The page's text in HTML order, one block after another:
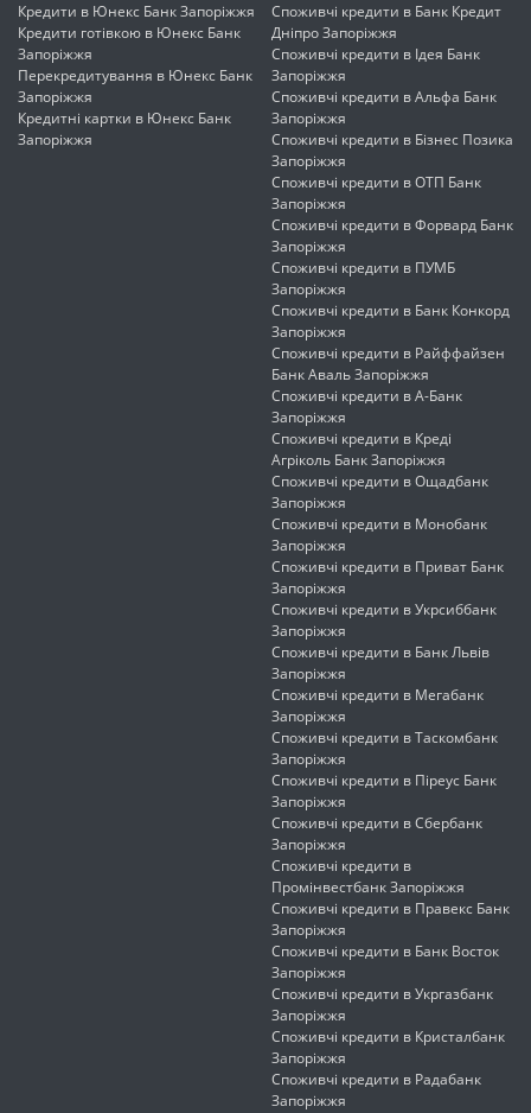
Кредити в Юнекс Банк Запоріжжя
Кредити готівкою в Юнекс Банк
Запоріжжя
Перекредитування в Юнекс Банк
Запоріжжя
Кредитні картки в Юнекс Банк
Запоріжжя
Споживчі кредити в Банк Кредит
Дніпро Запоріжжя
Споживчі кредити в Ідея Банк
Запоріжжя
Споживчі кредити в Альфа Банк
Запоріжжя
Споживчі кредити в Бізнес Позика
Запоріжжя
Споживчі кредити в ОТП Банк
Запоріжжя
Споживчі кредити в Форвард Банк
Запоріжжя
Споживчі кредити в ПУМБ
Запоріжжя
Споживчі кредити в Банк Конкорд
Запоріжжя
Споживчі кредити в Райффайзен
Банк Аваль Запоріжжя
Споживчі кредити в А-Банк
Запоріжжя
Споживчі кредити в Креді
Агріколь Банк Запоріжжя
Споживчі кредити в Ощадбанк
Запоріжжя
Споживчі кредити в Монобанк
Запоріжжя
Споживчі кредити в Приват Банк
Запоріжжя
Споживчі кредити в Укрсиббанк
Запоріжжя
Споживчі кредити в Банк Львів
Запоріжжя
Споживчі кредити в Мегабанк
Запоріжжя
Споживчі кредити в Таскомбанк
Запоріжжя
Споживчі кредити в Піреус Банк
Запоріжжя
Споживчі кредити в Сбербанк
Запоріжжя
Споживчі кредити в
Промінвестбанк Запоріжжя
Споживчі кредити в Правекс Банк
Запоріжжя
Споживчі кредити в Банк Восток
Запоріжжя
Споживчі кредити в Укргазбанк
Запоріжжя
Споживчі кредити в Кристалбанк
Запоріжжя
Споживчі кредити в Радабанк
Запоріжжя